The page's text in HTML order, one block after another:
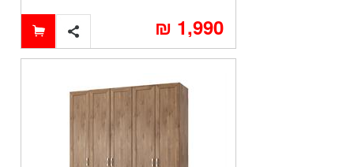
1,990 ₪